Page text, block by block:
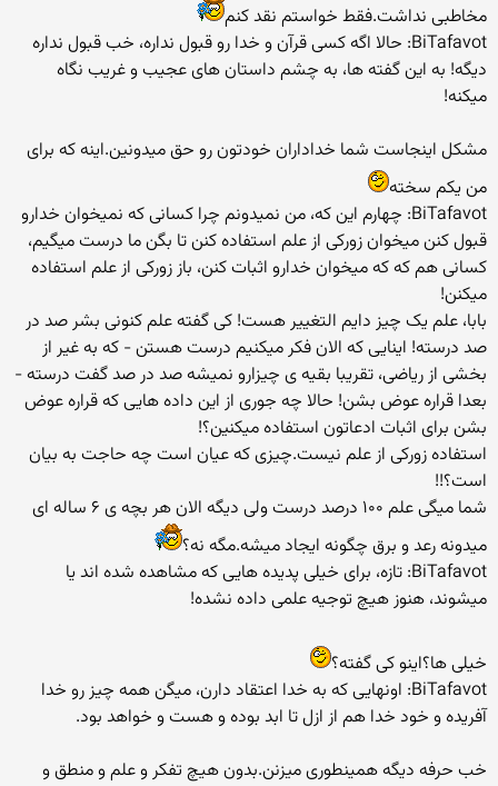
مخاطبی نداشت.فقط خواستم نقد کنم
BiTafavot: حالا اگه کسی قرآن و خدا رو قبول نداره، خب قبول نداره
دیگه! به این گفته ها، به چشم داستان های عجیب و غریب نگاه
میکنه!
مشکل اینجاست شما خداداران خودتون رو حق میدونین.اینه که برای
من یکم سخته
BiTafavot: چهارم این که، من نمیدونم چرا کسانی که نمیخوان خدارو
قبول کنن میخوان زورکی از علم استفاده کنن تا بگن ما درست میگیم،
کسانی هم که که میخوان خدارو اثبات کنن، باز زورکی از علم استفاده
میکنن!
بابا، علم یک چیز دایم التغییر هست! کی گفته علم کنونی بشر صد در
صد درسته! اینایی که الان فکر میکنیم درست هستن - که به غیر از
بخشی از ریاضی، تقریبا بقیه ی چیزارو نمیشه صد در صد گفت درسته -
بعدا قراره عوض بشن! حالا چه جوری از این داده هایی که قراره عوض
بشن برای اثبات ادعاتون استفاده میکنین؟!
استفاده زورکی از علم نیست.چیزی که عیان است چه حاجت به بیان
است؟!!
شما میگی علم ۱۰۰ درصد درست ولی دیگه الان هر بچه ی ۶ ساله ای
میدونه رعد و برق چگونه ایجاد میشه.مگه نه؟
BiTafavot: تازه، برای خیلی پدیده هایی که مشاهده شده اند یا
میشوند، هنوز هیچ توجیه علمی داده نشده!
خیلی ها؟اینو کی گفته؟
BiTafavot: اونهایی که به خدا اعتقاد دارن، میگن همه چیز رو خدا
آفریده و خود خدا هم از ازل تا ابد بوده و هست و خواهد بود.
خب حرفه دیگه همینطوری میزنن.بدون هیچ تفکر و علم و منطق و